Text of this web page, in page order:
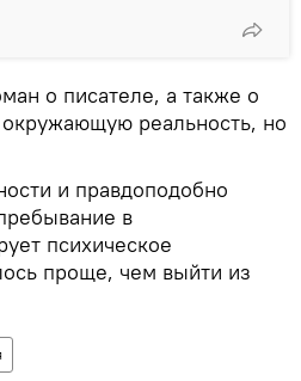
о писателе, а также о
реальность, но
и правдоподобно
в
психическое
проще, чем выйти из